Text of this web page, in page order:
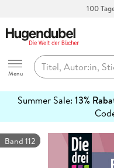
100
Hugendubel
Menu
Summer Sale: 13%
erfahren
Band 112